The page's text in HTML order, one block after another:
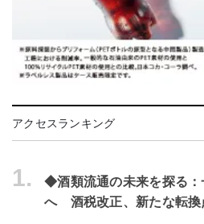
アクセスランキング
1.
◆酒類流通の未来を探る：
へ 酒税改正、新たな転換